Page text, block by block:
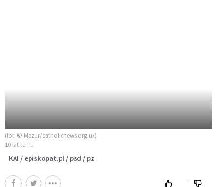
(fot. © Mazur/catholicnews.org.uk)
10 lat temu
KAI / episkopat.pl / psd / pz